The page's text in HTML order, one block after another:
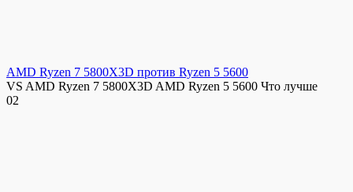
AMD Ryzen 7 5800X3D против Ryzen 5 5600
VS AMD Ryzen 7 5800X3D AMD Ryzen 5 5600 Что лучше
02